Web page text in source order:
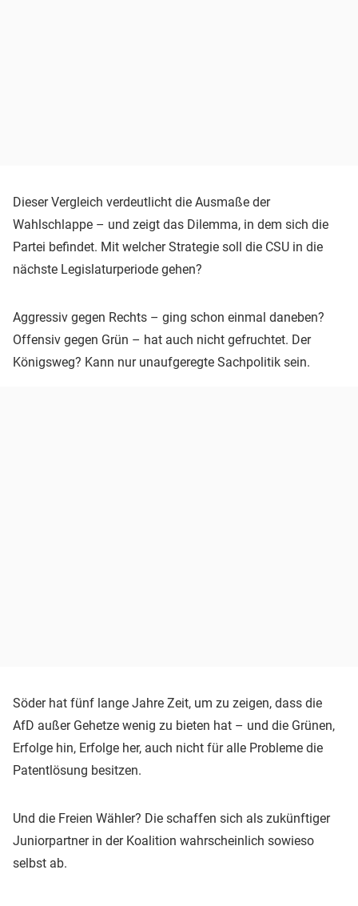
Dieser Vergleich verdeutlicht die Ausmaße der
Wahlschlappe – und zeigt das Dilemma, in dem sich die
Partei befindet. Mit welcher Strategie soll die CSU in die
nächste Legislaturperiode gehen?
Aggressiv gegen Rechts – ging schon einmal daneben?
Offensiv gegen Grün – hat auch nicht gefruchtet. Der
Königsweg? Kann nur unaufgeregte Sachpolitik sein.
Söder hat fünf lange Jahre Zeit, um zu zeigen, dass die
AfD außer Gehetze wenig zu bieten hat – und die Grünen,
Erfolge hin, Erfolge her, auch nicht für alle Probleme die
Patentlösung besitzen.
Und die Freien Wähler? Die schaffen sich als zukünftiger
Juniorpartner in der Koalition wahrscheinlich sowieso
selbst ab.